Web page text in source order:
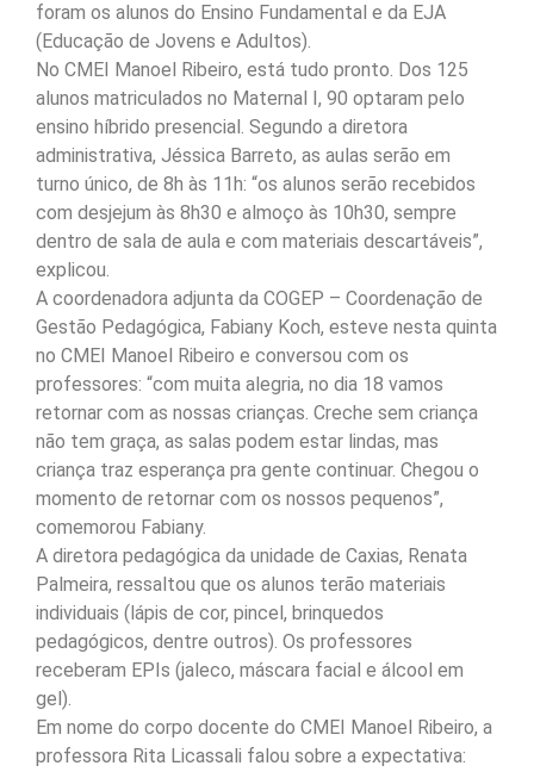
foram os alunos do Ensino Fundamental e da EJA
(Educação de Jovens e Adultos).
No CMEI Manoel Ribeiro, está tudo pronto. Dos 125
alunos matriculados no Maternal I, 90 optaram pelo
ensino híbrido presencial. Segundo a diretora
administrativa, Jéssica Barreto, as aulas serão em
turno único, de 8h às 11h: “os alunos serão recebidos
com desjejum às 8h30 e almoço às 10h30, sempre
dentro de sala de aula e com materiais descartáveis”,
explicou.
A coordenadora adjunta da COGEP – Coordenação de
Gestão Pedagógica, Fabiany Koch, esteve nesta quinta
no CMEI Manoel Ribeiro e conversou com os
professores: “com muita alegria, no dia 18 vamos
retornar com as nossas crianças. Creche sem criança
não tem graça, as salas podem estar lindas, mas
criança traz esperança pra gente continuar. Chegou o
momento de retornar com os nossos pequenos”,
comemorou Fabiany.
A diretora pedagógica da unidade de Caxias, Renata
Palmeira, ressaltou que os alunos terão materiais
individuais (lápis de cor, pincel, brinquedos
pedagógicos, dentre outros). Os professores
receberam EPIs (jaleco, máscara facial e álcool em
gel).
Em nome do corpo docente do CMEI Manoel Ribeiro, a
professora Rita Licassali falou sobre a expectativa: